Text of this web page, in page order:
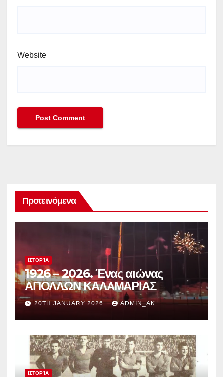
Website
Προτεινόμενα
ΙΣΤΟΡΊΑ
1926 – 2026. Ένας αιώνας
ΑΠΟΛΛΩΝ ΚΑΛΑΜΑΡΙΑΣ
20TH JANUARY 2026 ADMIN_AK
ΙΣΤΟΡΊΑ